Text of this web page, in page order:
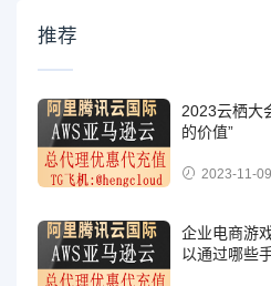
推荐
2023云栖大
的价值”
2023-11-09
企业电商游
以通过哪些